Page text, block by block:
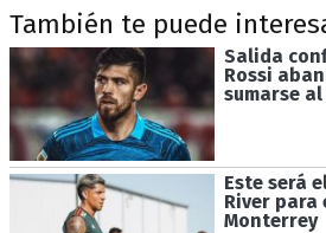
También te puede
Salida
Rossi
sumarse
Este será
River para
Monterrey